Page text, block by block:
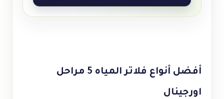
أفضل أنواع فلاتر المياه 5 مراحل
اورجينال